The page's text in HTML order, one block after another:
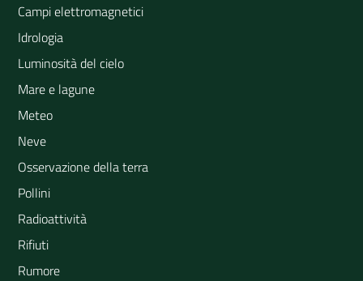
Campi elettromagnetici
Idrologia
Luminosità del cielo
Mare e lagune
Meteo
Neve
Osservazione della terra
Pollini
Radioattività
Rifiuti
Rumore